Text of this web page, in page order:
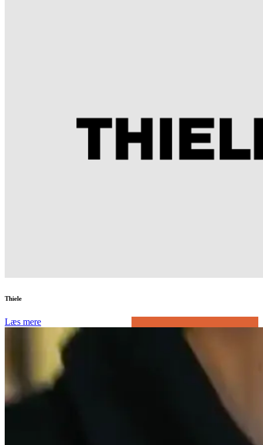
Thiele
Læs mere